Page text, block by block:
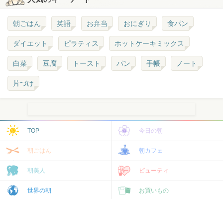
朝ごはん 英語 お弁当 おにぎり 食パン
ダイエット ピラティス ホットケーキミックス
白菜 豆腐 トースト パン 手帳 ノート
片づけ
TOP 今日の朝
朝ごはん 朝カフェ
朝美人 ビューティ
世界の朝 お買いもの